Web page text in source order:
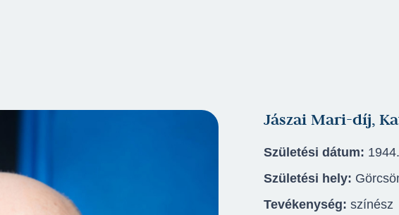
Jászai Mari-díj,
Születési dátum:
Születési hely:
Tevékenység: színész